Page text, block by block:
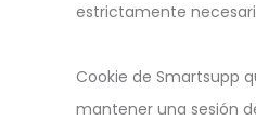
estrictamente
Cookie de Smartsupp
mantener una sesión